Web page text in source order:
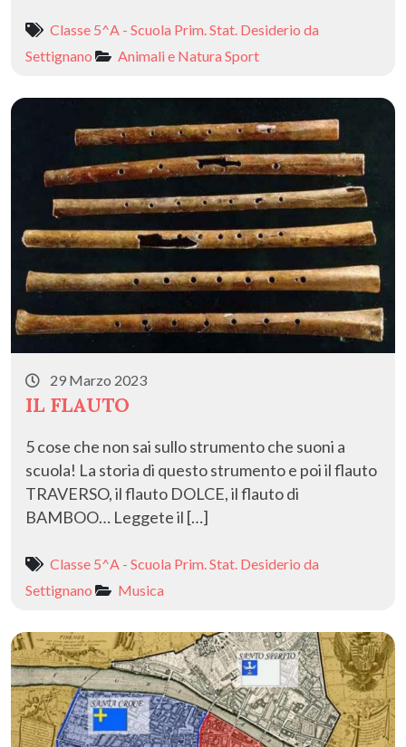
Classe 5^A - Scuola Prim. Stat. Desiderio da
Settignano
Animali e Natura Sport
29 Marzo 2023
IL FLAUTO
5 cose che non sai sullo strumento che suoni a
scuola! La storia di questo strumento e poi il flauto
TRAVERSO, il flauto DOLCE, il flauto di
BAMBOO… Leggete il […]
Classe 5^A - Scuola Prim. Stat. Desiderio da
Settignano
Musica